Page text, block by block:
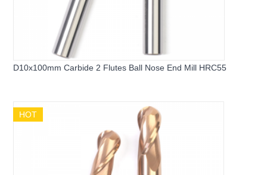
D10x100mm Carbide 2 Flutes Ball Nose End Mill HRC55
HOT